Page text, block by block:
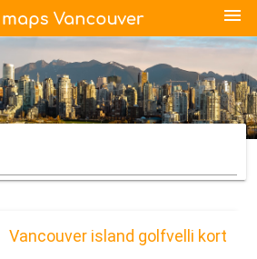
menu
Vancouver island golfvelli kort